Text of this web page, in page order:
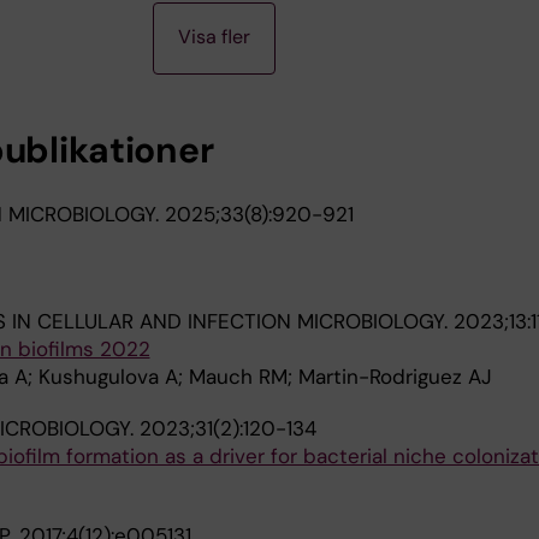
Visa fler
2025;33(8):920-921
IN CELLULAR AND INFECTION MICROBIOLOGY.
biofilms 2022
A; Kushugulova A; Mauch RM; Martin-Rodriguez AJ
2023;31(2):120-134
formation as a driver for bacterial niche